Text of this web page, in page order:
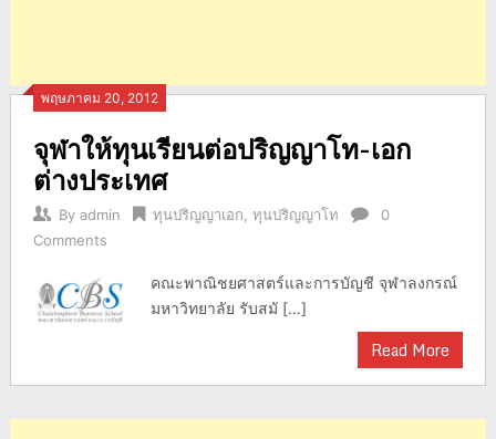
พฤษภาคม 20, 2012
จุฬาให้ทุนเรียนต่อปริญญาโท-เอก
ต่างประเทศ
By admin ทุนปริญญาเอก ทุนปริญญาโท
0
Comments
คณะพาณิชยศาสตร์และการบัญชี จุฬาลงกรณ์
มหาวิทยาลัย รับสมั […]
Read More